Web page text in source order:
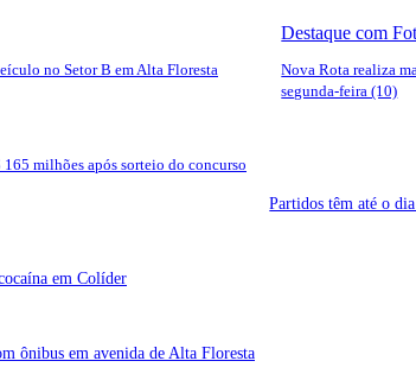
no Setor B em Alta Floresta
Destaque com
Nova Rota realiza
segunda-feira (10)
milhões após sorteio do concurso
Partidos têm até o
em Colíder
ônibus em avenida de Alta Floresta